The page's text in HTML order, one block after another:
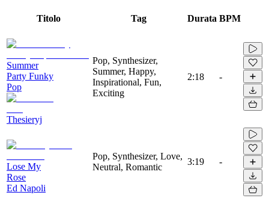
Titolo Tag Durata BPM
Summer
Party Funky
Pop
Thesieryj
Pop, Synthesizer,
Summer, Happy,
Inspirational, Fun,
Exciting
2:18 -
Lose My
Rose
Ed Napoli
Pop, Synthesizer, Love,
Neutral, Romantic
3:19 -